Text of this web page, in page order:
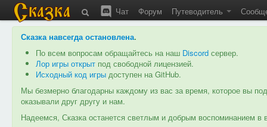
Чат Форум Путеводитель
Сказка навсегда остановлена.
По всем вопросам обращайтесь на наш Discord сервер.
Лор игры открыт под свободной лицензией.
Исходный код игры доступен на GitHub.
Мы безмерно благодарны каждому из вас за время, которое вы
оказывали друг другу и нам.
Надеемся, Сказка останется светлым и добрым воспоминанием